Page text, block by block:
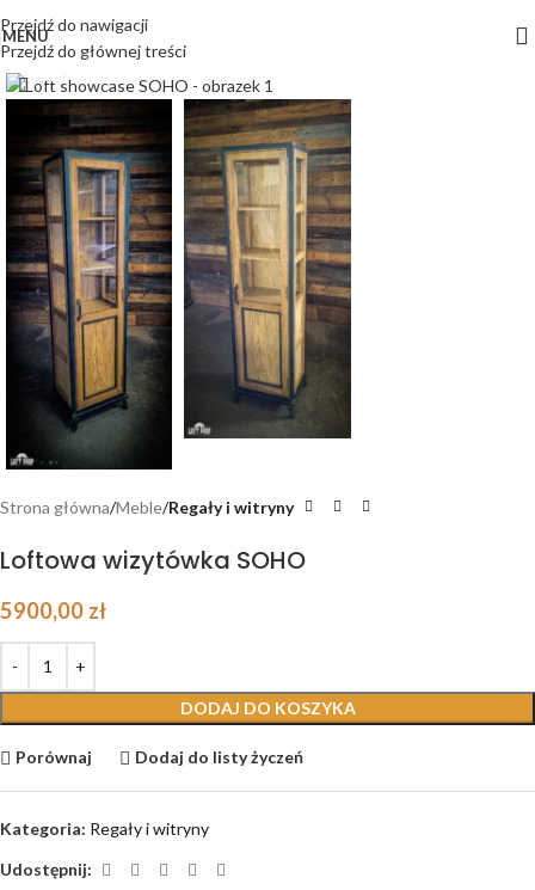
Przejdź do nawigacji
Przejdź do głównej treści
MENU
Kliknij, aby powiększyć
Strona główna Meble Regały i witryny
Loftowa wizytówka SOHO
5900,00 zł
DODAJ DO KOSZYKA
Porównaj Dodaj do listy życzeń
Kategoria: Regały i witryny
Udostępnij: